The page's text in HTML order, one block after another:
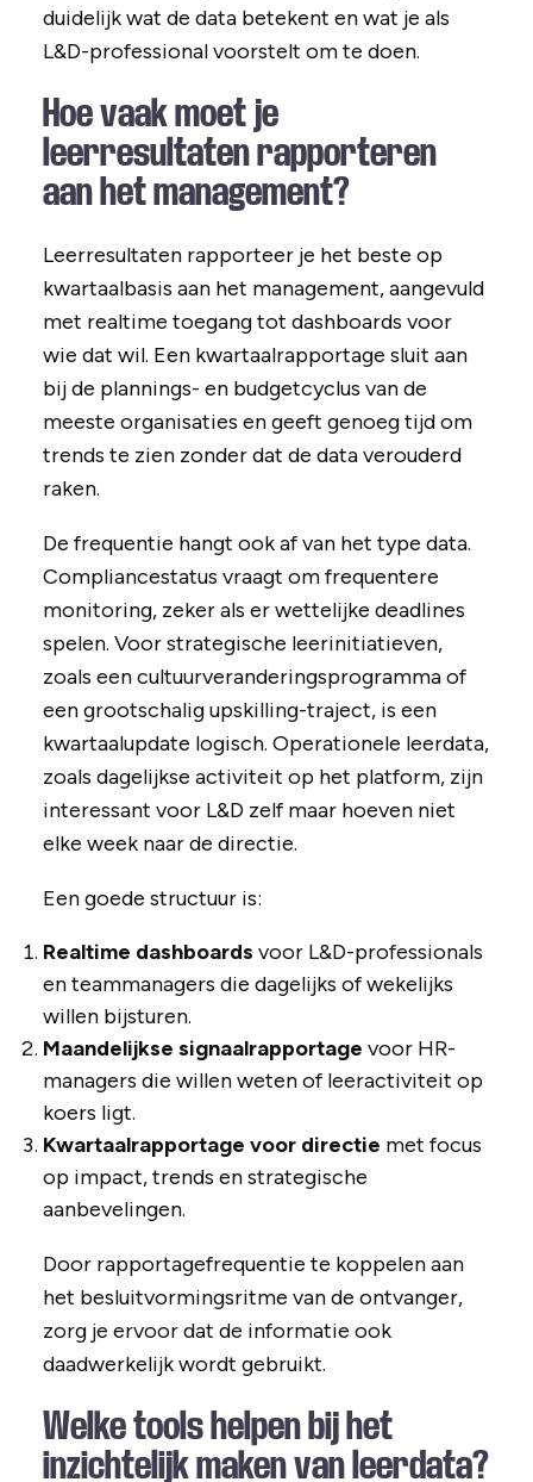
duidelijk wat de data betekent en wat je als
L&D-professional voorstelt om te doen.
Hoe vaak moet je
leerresultaten rapporteren
aan het management?
Leerresultaten rapporteer je het beste op
kwartaalbasis aan het management, aangevuld
met realtime toegang tot dashboards voor
wie dat wil. Een kwartaalrapportage sluit aan
bij de plannings- en budgetcyclus van de
meeste organisaties en geeft genoeg tijd om
trends te zien zonder dat de data verouderd
raken.
De frequentie hangt ook af van het type data.
Compliancestatus vraagt om frequentere
monitoring, zeker als er wettelijke deadlines
spelen. Voor strategische leerinitiatieven,
zoals een cultuurveranderingsprogramma of
een grootschalig upskilling-traject, is een
kwartaalupdate logisch. Operationele leerdata,
zoals dagelijkse activiteit op het platform, zijn
interessant voor L&D zelf maar hoeven niet
elke week naar de directie.
Een goede structuur is:
Realtime dashboards voor L&D-professionals
en teammanagers die dagelijks of wekelijks
willen bijsturen.
Maandelijkse signaalrapportage voor HR-
managers die willen weten of leeractiviteit op
koers ligt.
Kwartaalrapportage voor directie met focus
op impact, trends en strategische
aanbevelingen.
Door rapportagefrequentie te koppelen aan
het besluitvormingsritme van de ontvanger,
zorg je ervoor dat de informatie ook
daadwerkelijk wordt gebruikt.
Welke tools helpen bij het
inzichtelijk maken van leerdata?